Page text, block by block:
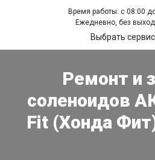
Время работы: с 08:00
Ежедневно, без
Выбрать сервис
Ремонт и
соленоидов
Fit (Хонда